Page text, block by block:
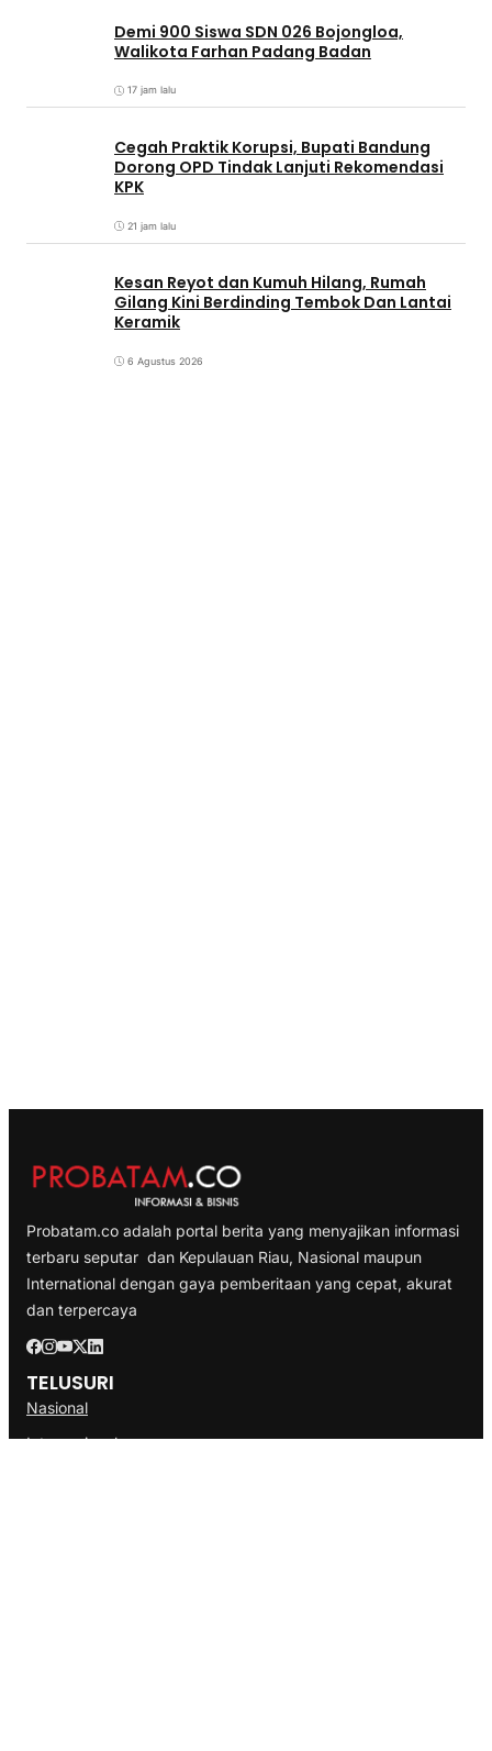
Demi 900 Siswa SDN 026 Bojongloa,
Walikota Farhan Padang Badan
17 jam lalu
Cegah Praktik Korupsi, Bupati Bandung
Dorong OPD Tindak Lanjuti Rekomendasi
KPK
21 jam lalu
Kesan Reyot dan Kumuh Hilang, Rumah
Gilang Kini Berdinding Tembok Dan Lantai
Keramik
6 Agustus 2026
Probatam.co adalah portal berita yang menyajikan informasi
terbaru seputar dan Kepulauan Riau, Nasional maupun
International dengan gaya pemberitaan yang cepat, akurat
dan terpercaya
TELUSURI
Nasional
Internasional